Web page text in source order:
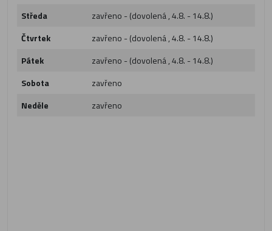
Středa
zavřeno - (dovolená , 4.8. - 14.8.)
Čtvrtek
zavřeno - (dovolená , 4.8. - 14.8.)
Pátek
zavřeno - (dovolená , 4.8. - 14.8.)
Sobota
zavřeno
Neděle
zavřeno